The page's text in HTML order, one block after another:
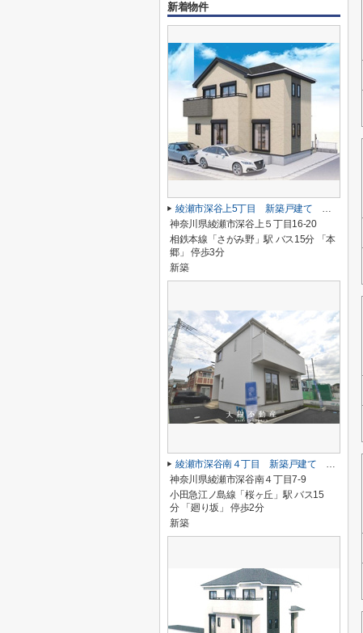
新着物件
綾瀬市深谷上5丁目 新築戸建て 全１棟【仲介手数料無料】
神奈川県綾瀬市深谷上５丁目16-20
相鉄本線「さがみ野」駅 バス15分 「本
郷」 停歩3分
新築
綾瀬市深谷南４丁目 新築戸建て 全5棟【仲介手数料無料】
神奈川県綾瀬市深谷南４丁目7-9
小田急江ノ島線「桜ヶ丘」駅 バス15
分 「廻り坂」 停歩2分
新築